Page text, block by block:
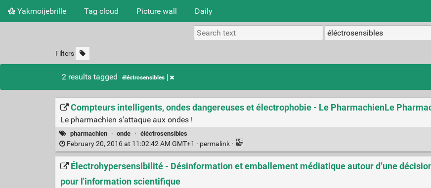
Yakmoijebrille Tag cloud Picture wall Daily
Filters
2 results tagged éléctrosensibles
Compteurs intelligents, ondes dangereuses et électrophobie - Le PharmachienLe
Le pharmachien s'attaque aux ondes !
pharmachien · onde · éléctrosensibles
February 20, 2016 at 11:02:42 AM GMT+1 · permalink ·
Électrohypersensibilité - Désinformation et emballement médiatique autour d’une
pour l'information scientifique